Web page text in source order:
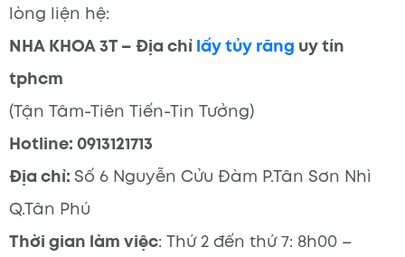
lòng liện hệ:
NHA KHOA 3T – Địa chỉlấy tủy răng uy tín
tphcm
(Tận Tâm-Tiên Tiến-Tin Tưởng)
Hotline: 0913121713
Địa chỉ: Số 6 Nguyễn Cửu Đàm P.Tân Sơn Nhì
Q.Tân Phú
Thời gian làm việc: Thứ 2 đến thứ 7: 8h00 –